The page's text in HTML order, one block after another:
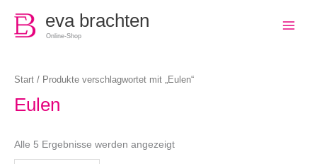
eva brachten
Online-Shop
Start / Produkte verschlagwortet mit „Eulen“
Eulen
Alle 5 Ergebnisse werden angezeigt